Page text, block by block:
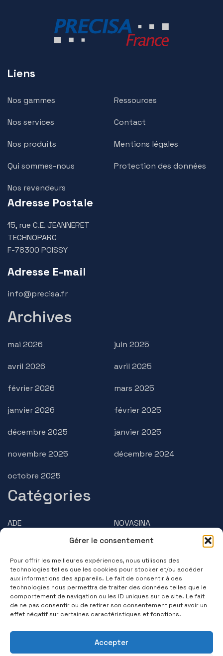
Gérer le consentement
Pour offrir les meilleures expériences, nous utilisons des
technologies telles que les cookies pour stocker et/ou accéder
aux informations des appareils. Le fait de consentir à ces
technologies nous permettra de traiter des données telles que le
comportement de navigation ou les ID uniques sur ce site. Le fait
de ne pas consentir ou de retirer son consentement peut avoir un
effet négatif sur certaines caractéristiques et fonctions.
Accepter
Liens
Nos gammes
Nos services
Nos produits
Qui sommes-nous
Nos revendeurs
Ressources
Contact
Mentions légales
Protection des données
Adresse Postale
15, rue C.E. JEANNERET
TECHNOPARC
F-78300 POISSY
Adresse E-mail
info@precisa.fr
Archives
mai 2026
avril 2026
février 2026
janvier 2026
décembre 2025
novembre 2025
octobre 2025
juin 2025
avril 2025
mars 2025
février 2025
janvier 2025
décembre 2024
Catégories
ADE
BRUSS
NOVASINA
PRECISA
Questions/Réponses
Contactez-nous
(+33) 01 39 11 55 75
Suivez-nous